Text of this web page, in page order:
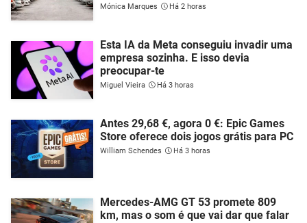
Mónica Marques Há 2 horas
Esta IA da Meta conseguiu invadir uma
empresa sozinha. E isso devia
preocupar-te
Miguel Vieira Há 3 horas
Antes 29,68 €, agora 0 €: Epic Games
Store oferece dois jogos grátis para PC
William Schendes Há 3 horas
Mercedes-AMG GT 53 promete 809
km, mas o som é que vai dar que falar